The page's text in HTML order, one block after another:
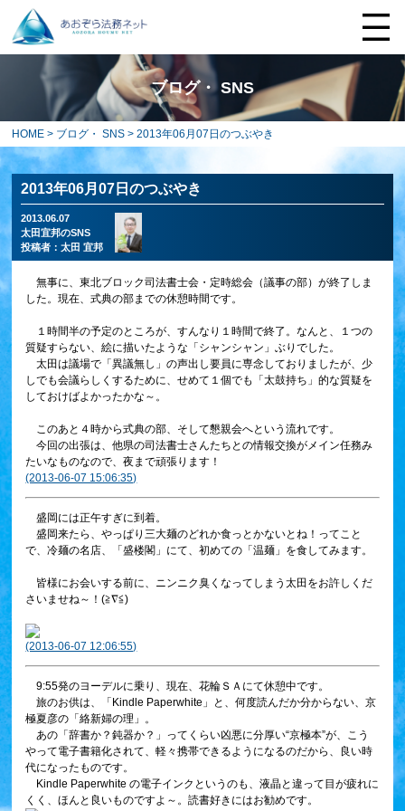
ブログ・ SNS
HOME > ブログ・ SNS > 2013年06月07日のつぶやき
2013年06月07日のつぶやき
2013.06.07
太田宜邦のSNS
投稿者：太田 宜邦
無事に、東北ブロック司法書士会・定時総会（議事の部）が終了しま
した。現在、式典の部までの休憩時間です。
１時間半の予定のところが、すんなり１時間で終了。なんと、１つの
質疑すらない、絵に描いたような「シャンシャン」ぶりでした。
太田は議場で「異議無し」の声出し要員に専念しておりましたが、少
しでも会議らしくするために、せめて１個でも「太鼓持ち」的な質疑を
しておけばよかったかな～。
このあと４時から式典の部、そして懇親会へという流れです。
今回の出張は、他県の司法書士さんたちとの情報交換がメイン任務み
たいなものなので、夜まで頑張ります！
(2013-06-07 15:06:35)
盛岡には正午すぎに到着。
盛岡来たら、やっぱり三大麺のどれか食っとかないとね！ってこと
で、冷麺の名店、「盛楼閣」にて、初めての「温麺」を食してみます。
皆様にお会いする前に、ニンニク臭くなってしまう太田をお許しくだ
さいませね～！(≧∇≦)
(2013-06-07 12:06:55)
9:55発のヨーデルに乗り、現在、花輪ＳＡにて休憩中です。
旅のお供は、「Kindle Paperwhite」と、何度読んだか分からない、京
極夏彦の「絡新婦の理」。
あの「辞書か？鈍器か？」ってくらい凶悪に分厚い“京極本”が、こう
やって電子書籍化されて、軽々携帯できるようになるのだから、良い時
代になったものです。
Kindle Paperwhite の電子インクというのも、液晶と違って目が疲れに
くく、ほんと良いものですよ～。読書好きにはお勧めです。